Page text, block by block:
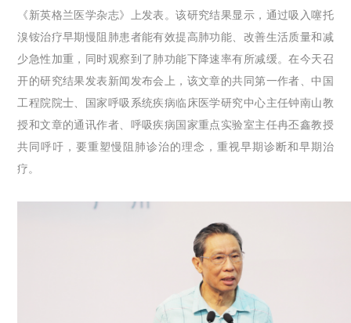
《新英格兰医学杂志》上发表。该研究结果显示，通过吸入噻托
溴铵治疗早期慢阻肺患者能有效提高肺功能、改善生活质量和减
少急性加重，同时观察到了肺功能下降速率有所减缓。在今天召
开的研究结果发表新闻发布会上，该文章的共同第一作者、中国
工程院院士、国家呼吸系统疾病临床医学研究中心主任钟南山教
授和文章的通讯作者、呼吸疾病国家重点实验室主任冉丕鑫教授
共同呼吁，要重塑慢阻肺诊治的理念，重视早期诊断和早期治
疗。